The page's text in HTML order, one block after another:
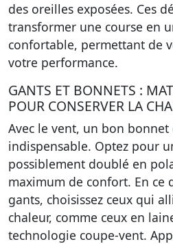
des oreilles exposées. Ces
transformer une course en
confortable, permettant de
votre performance.
GANTS ET BONNETS :
POUR CONSERVER LA
Avec le vent, un bon
indispensable. Optez pour
possiblement doublé en
maximum de confort. En ce
gants, choisissez ceux qui
chaleur, comme ceux en
technologie coupe-vent.